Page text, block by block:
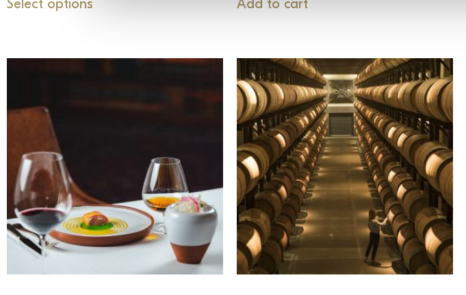
Select options Add to cart